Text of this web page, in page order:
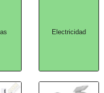
Electricidad